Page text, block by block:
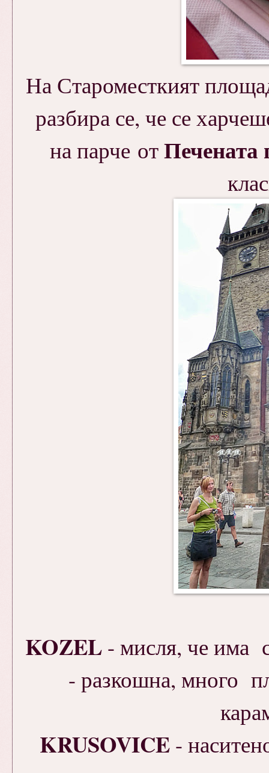
На Староместкият
разбира се, че се
на парче от
KOZEL- мисля, че има
- разкошна, много
KRUSOVICE-